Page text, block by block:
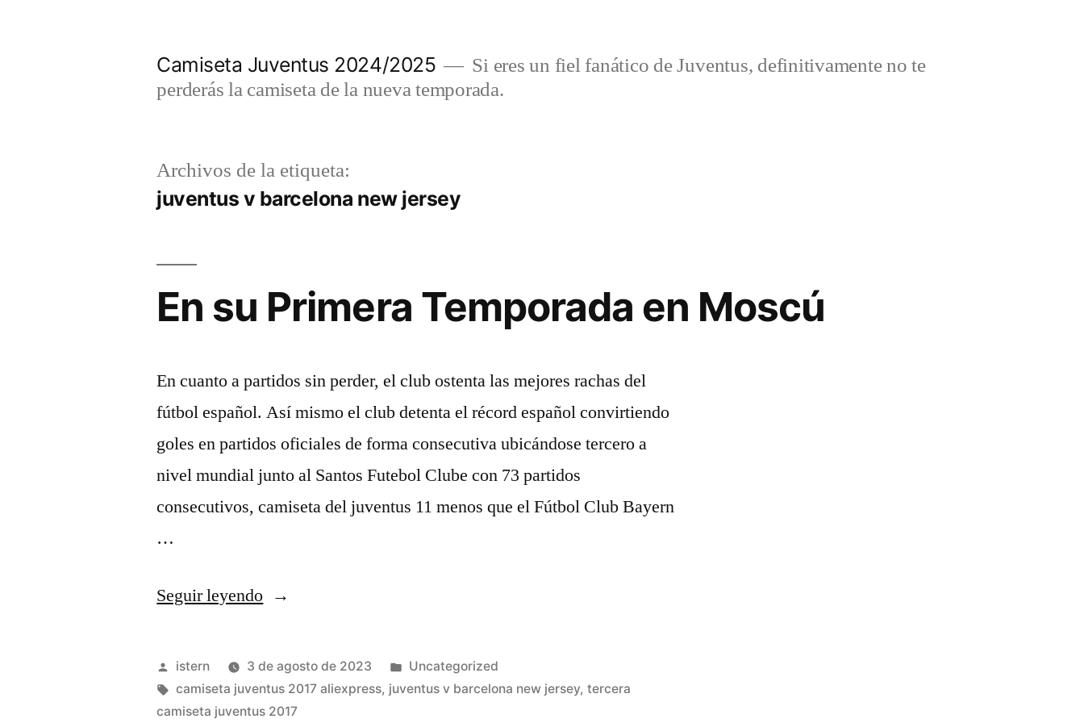
Camiseta Juventus 2024/2025
Si eres un fiel fanático de Juventus, definitivamente no te
perderás la camiseta de la nueva temporada.
Archivos de la etiqueta:
juventus v barcelona new jersey
En su Primera Temporada en Moscú
En cuanto a partidos sin perder, el club ostenta las mejores rachas del
fútbol español. Así mismo el club detenta el récord español convirtiendo
goles en partidos oficiales de forma consecutiva ubicándose tercero a
nivel mundial junto al Santos Futebol Clube con 73 partidos
consecutivos, camiseta del juventus 11 menos que el Fútbol Club Bayern
…
Seguir leyendo«En
Primera
Temporada
Publicado
por
istern 3 de agosto de 2023
Publicado
en
Uncategorized
Etiquetas:
camiseta juventus 2017 aliexpress, juventus v barcelona new jersey,tercera
camiseta juventus 2017